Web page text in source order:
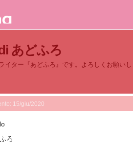
あどふろ
イター『あどふろ』です。よろしくお願い
15/giu/2020
ろ